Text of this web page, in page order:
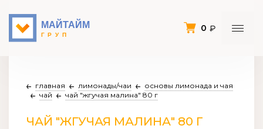
0
главная лимонады/чаи
основы лимонада и чая
чай
чай "жгучая малина" 80 г
ЧАЙ "ЖГУЧАЯ МАЛИНА" 80 Г